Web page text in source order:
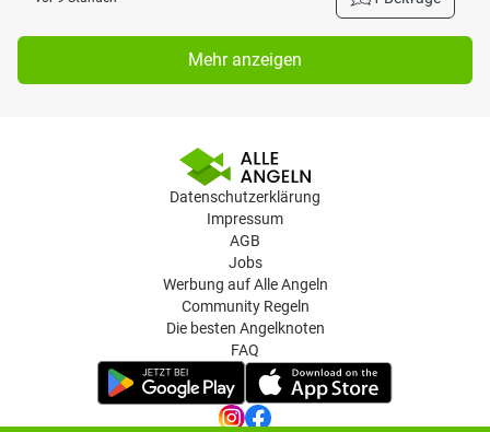
Mehr anzeigen
Datenschutzerklärung
Impressum
AGB
Jobs
Werbung auf Alle Angeln
Community Regeln
Die besten Angelknoten
FAQ